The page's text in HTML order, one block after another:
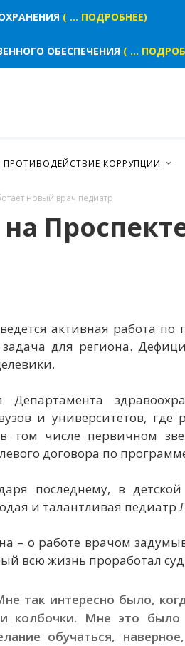
новый врач педиатр
ведется активная работа
для региона.
Департамента
и университетов,
том числе первичном
договора по
последнему, в
и талантливая педиатр
– о работе врачом
всю жизнь проработал
так интересно было,
колбочки. Мне это было
обучаться,
( ... ПОДРОБНЕЕ)
ОБЕСПЕЧЕНИЯ ( ...
ПРОТИВОДЕЙСТВИЕ КОРРУПЦИИ